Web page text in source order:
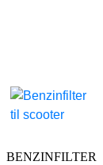
BENZINFILTER